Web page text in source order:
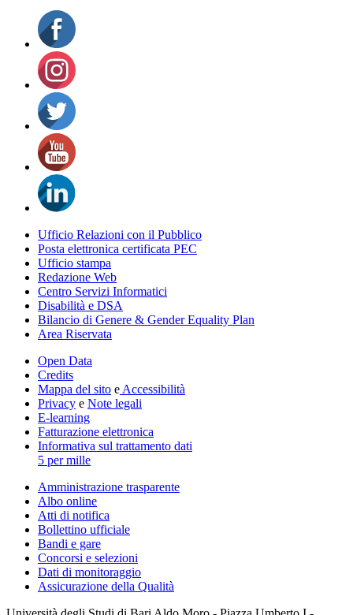
Ufficio Relazioni con il Pubblico
Posta elettronica certificata PEC
Ufficio stampa
Redazione Web
Centro Servizi Informatici
Disabilità e DSA
Bilancio di Genere & Gender Equality Plan
Area Riservata
Open Data
Credits
Mappa del sito e Accessibilità
Privacy e Note legali
E-learning
Fatturazione elettronica
Informativa sul trattamento dati
5 per mille
Amministrazione trasparente
Albo online
Atti di notifica
Bollettino ufficiale
Bandi e gare
Concorsi e selezioni
Dati di monitoraggio
Assicurazione della Qualità